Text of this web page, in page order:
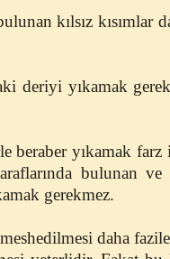
kılsız kısımlar
deriyi yıkamak
yıkamak farz
bulunan
gerekmez.
meshedilmesi daha